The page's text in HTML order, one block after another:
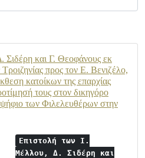
και Γ. Θεοφάνους εκ
προς τον Ε. Βενιζέλο,
κατοίκων της επαρχίας
τους στον δικηγόρο
των Φιλελευθέρων στην
Επιστολή των Ι.
Μέλλου, Δ. Σιδέρη και